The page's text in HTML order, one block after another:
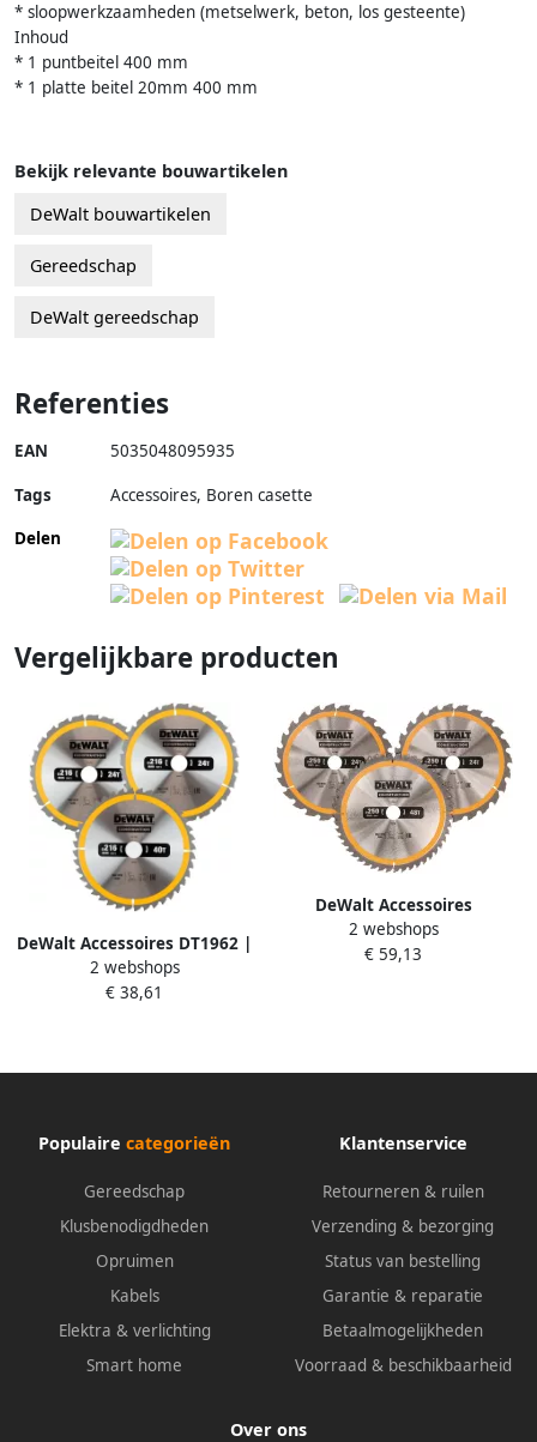
* sloopwerkzaamheden (metselwerk, beton, los gesteente)
Inhoud
* 1 puntbeitel 400 mm
* 1 platte beitel 20mm 400 mm
Bekijk relevante bouwartikelen
DeWalt bouwartikelen
Gereedschap
DeWalt gereedschap
Referenties
EAN 5035048095935
Tags
Accessoires, Boren casette
Delen
Vergelijkbare producten
DeWalt Accessoires DT1962 |
Cirkelzaagblad | 216 x 30
mm | 3-Pack DT1962-QZ
2 webshops
€ 38,61
DeWalt Accessoires
Cirkelzaagblad 3 pack
250x30mm : 2x DT1956-QZ +
2 webshops
€ 59,13
Populaire categorieën
Gereedschap
Klusbenodigdheden
Opruimen
Kabels
Elektra & verlichting
Smart home
Klantenservice
Retourneren & ruilen
Verzending & bezorging
Status van bestelling
Garantie & reparatie
Betaalmogelijkheden
Voorraad & beschikbaarheid
Over ons